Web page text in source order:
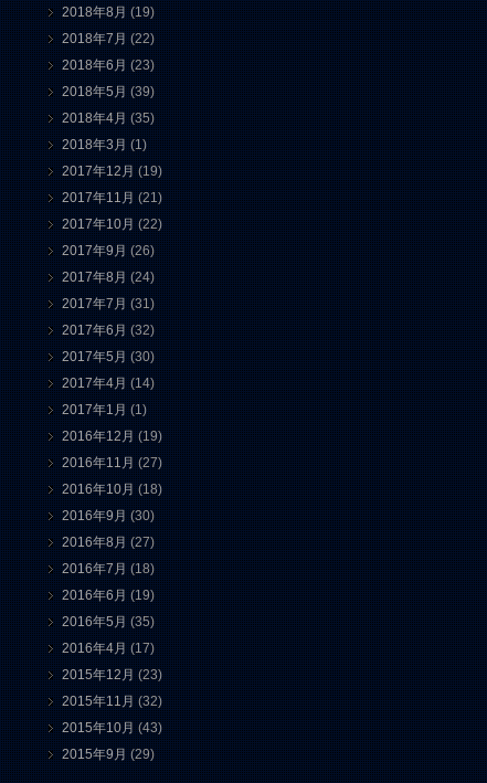
2018年8月(19)
2018年7月(22)
2018年6月(23)
2018年5月(39)
2018年4月(35)
2018年3月(1)
2017年12月(19)
2017年11月(21)
2017年10月(22)
2017年9月(26)
2017年8月(24)
2017年7月(31)
2017年6月(32)
2017年5月(30)
2017年4月(14)
2017年1月(1)
2016年12月(19)
2016年11月(27)
2016年10月(18)
2016年9月(30)
2016年8月(27)
2016年7月(18)
2016年6月(19)
2016年5月(35)
2016年4月(17)
2015年12月(23)
2015年11月(32)
2015年10月(43)
2015年9月(29)